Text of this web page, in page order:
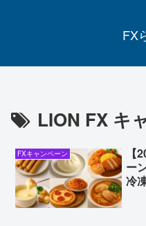
FX
LION FX キ
FXキャンペーン
ー
冷